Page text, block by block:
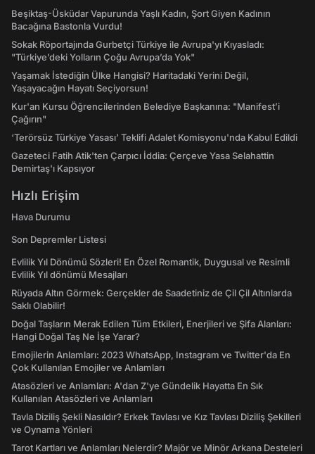
Beşiktaş-Üsküdar Vapurunda Yaşlı Kadın, Şort Giyen Kadının
Bacağına Bastonla Vurdu!
Sokak Röportajında Gurbetçi Türkiye ile Avrupa'yı Kıyasladı:
"Türkiye’deki Yolların Çoğu Avrupa’da Yok"
Yaşamak İstediğin Ülke Hangisi? Haritadaki Yerini Değil,
Yaşayacağın Hayatı Seçiyorsun!
Kur'an Kursu Öğrencilerinden Belediye Başkanına: "Manifest’i
Çağırın"
‘Terörsüz Türkiye Yasası’ Teklifi Adalet Komisyonu'nda Kabul Edildi
Gazeteci Fatih Atik'ten Çarpıcı İddia: Çerçeve Yasa Selahattin
Demirtaş'ı Kapsıyor
Hızlı Erişim
Hava Durumu
Son Depremler Listesi
Evlilik Yıl Dönümü Sözleri! En Özel Romantik, Duygusal ve Resimli
Evlilik Yıl dönümü Mesajları
Rüyada Altın Görmek: Gerçekler de Saadetiniz de Çil Çil Altınlarda
Saklı Olabilir!
Doğal Taşların Merak Edilen Tüm Etkileri, Enerjileri ve Şifa Alanları:
Hangi Doğal Taş Ne İşe Yarar?
Emojilerin Anlamları: 2023 WhatsApp, Instagram ve Twitter'da En
Çok Kullanılan Emojiler ve Anlamları
Atasözleri ve Anlamları: A'dan Z'ye Gündelik Hayatta En Sık
Kullanılan Atasözleri ve Anlamları
Tavla Diziliş Şekli Nasıldır? Erkek Tavlası ve Kız Tavlası Diziliş Şekilleri
ve Oynama Yönleri
Tarot Kartları ve Anlamları Nelerdir? Majör ve Minör Arkana Desteleri